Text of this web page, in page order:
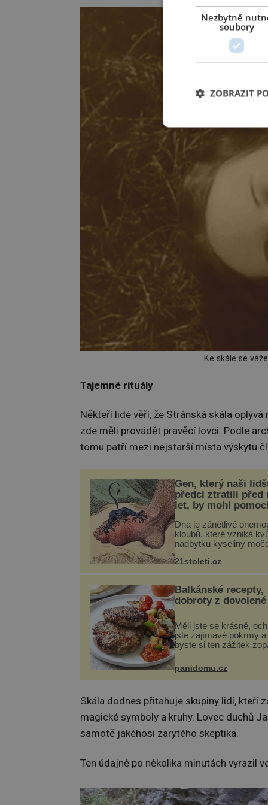
Ke skále se
Tajemné rituály
Někteří lidé věří, že Stránská skála
zde měli provádět pravěcí lovci. Podle
tomu patří mezi nejstarší místa výskytu
Gen, který naši
předci ztratili před
let, by mohl
Dna je zánětlivé
kloubů, které vzniká
nadbytku kyseliny
ukládá v blízkosti
nejčastěji přitom
21stoleti.cz
Balkánské recepty,
dobroty z dovolené
Měli jste se krásně,
jste zajímavé pokrmy a
byste si ten zážitek
(10 porcí) Možná jste ji
na dovolené v bývalé
lze ji vi...
panidomu.cz
Skála dodnes přitahuje skupiny lidí, kteří
magické symboly a kruhy. Lovec duchů
samotě jakéhosi zarytého skeptika.
Ten údajně po několika minutách vyrazil
Nezbytně
soubory
ZOBRAZIT